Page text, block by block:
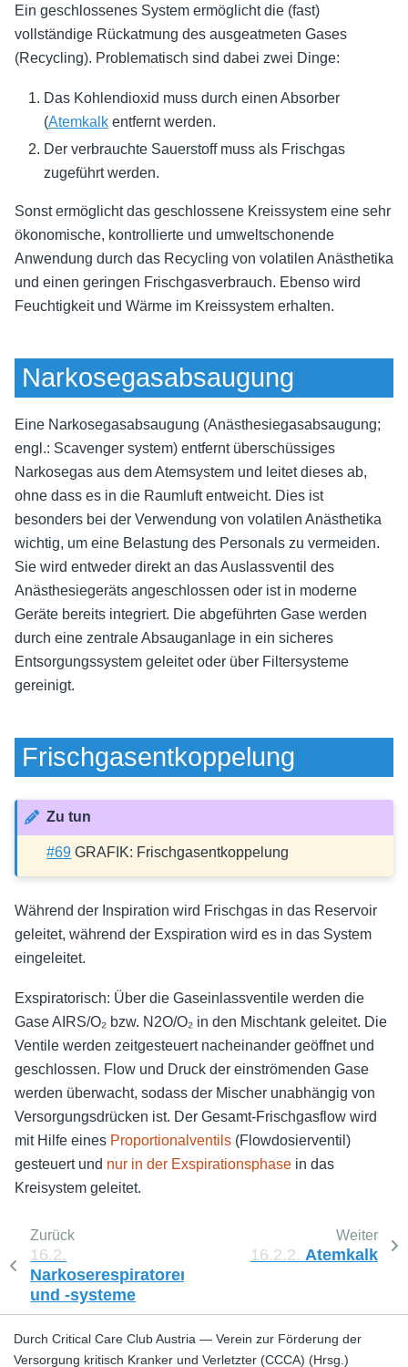
Ein geschlossenes System ermöglicht die (fast)
vollständige Rückatmung des ausgeatmeten Gases
(Recycling). Problematisch sind dabei zwei Dinge:
Das Kohlendioxid muss durch einen Absorber
(Atemkalk entfernt werden.
Der verbrauchte Sauerstoff muss als Frischgas
zugeführt werden.
Sonst ermöglicht das geschlossene Kreissystem eine sehr
ökonomische, kontrollierte und umweltschonende
Anwendung durch das Recycling von volatilen Anästhetika
und einen geringen Frischgasverbrauch. Ebenso wird
Feuchtigkeit und Wärme im Kreissystem erhalten.
Narkosegasabsaugung
Eine Narkosegasabsaugung (Anästhesiegasabsaugung;
engl.: Scavenger system) entfernt überschüssiges
Narkosegas aus dem Atemsystem und leitet dieses ab,
ohne dass es in die Raumluft entweicht. Dies ist
besonders bei der Verwendung von volatilen Anästhetika
wichtig, um eine Belastung des Personals zu vermeiden.
Sie wird entweder direkt an das Auslassventil des
Anästhesiegeräts angeschlossen oder ist in moderne
Geräte bereits integriert. Die abgeführten Gase werden
durch eine zentrale Absauganlage in ein sicheres
Entsorgungssystem geleitet oder über Filtersysteme
gereinigt.
Frischgasentkoppelung
Zu tun
#69 GRAFIK: Frischgasentkoppelung
Während der Inspiration wird Frischgas in das Reservoir
geleitet, während der Exspiration wird es in das System
eingeleitet.
Exspiratorisch: Über die Gaseinlassventile werden die
Gase AIRS/O₂ bzw. N2O/O₂ in den Mischtank geleitet. Die
Ventile werden zeitgesteuert nacheinander geöffnet und
geschlossen. Flow und Druck der einströmenden Gase
werden überwacht, sodass der Mischer unabhängig von
Versorgungsdrücken ist. Der Gesamt-Frischgasflow wird
mit Hilfe eines Proportionalventils (Flowdosierventil)
gesteuert und nur in der Exspirationsphase in das
Kreisystem geleitet.
Zurück
16.2.
Narkoserespiratoren
und -systeme
Weiter
16.2.2. Atemkalk
Durch Critical Care Club Austria — Verein zur Förderung der
Versorgung kritisch Kranker und Verletzter (CCCA) (Hrsg.)